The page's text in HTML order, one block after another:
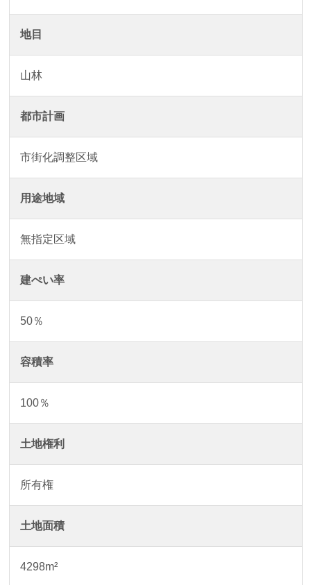
地目
山林
都市計画
市街化調整区域
用途地域
無指定区域
建ぺい率
50％
容積率
100％
土地権利
所有権
土地面積
4298m²